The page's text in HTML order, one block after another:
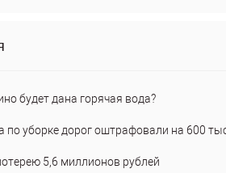
будет дана горячая вода?
по уборке дорог оштрафовали на 600
5,6 миллионов рублей